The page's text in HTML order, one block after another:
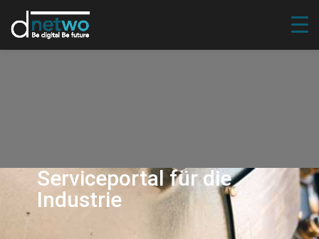
Serviceportal für die
Industrie